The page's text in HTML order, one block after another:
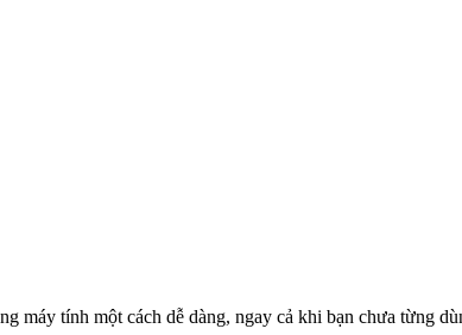
máy tính một cách dễ dàng, ngay cả khi bạn chưa từng